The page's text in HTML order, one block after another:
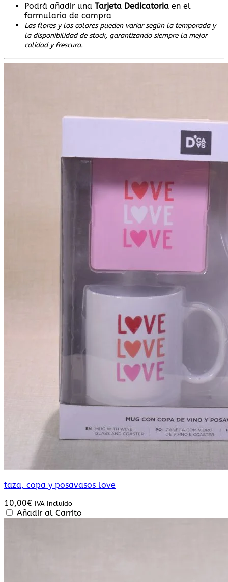
Podrá añadir una Tarjeta Dedicatoria en el
formulario de compra
Las flores y los colores pueden variar según la temporada y
la disponibilidad de stock, garantizando siempre la mejor
calidad y frescura.
taza, copa y posavasos love
10,00€ IVA Incluido
Añadir al Carrito